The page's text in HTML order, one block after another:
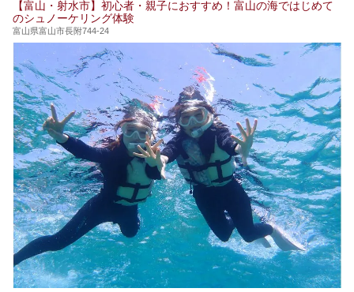
【富山・射水市】初心者・親子におすすめ！富山の海ではじめて
のシュノーケリング体験
富山県富山市長附744-24